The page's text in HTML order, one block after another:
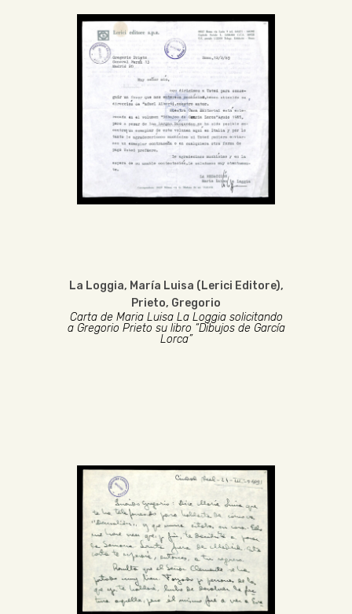
La Loggia, María Luisa (Lerici Editore),
Prieto, Gregorio
Carta de Maria Luisa La Loggia solicitando
a Gregorio Prieto su libro “Dibujos de García
Lorca”